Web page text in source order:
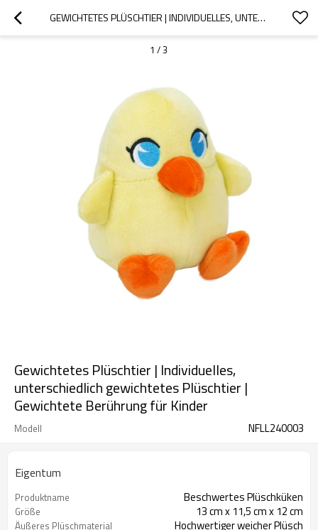
GEWICHTETES PLÜSCHTIER | INDIVIDUELLES, UNTERSCHIEDLICH GEWICHTETES PLÜSCHTIER | GEWICHTETE BERÜHRUNG FÜR KINDER
1 /3
Gewichtetes Plüschtier | Individuelles,
unterschiedlich gewichtetes Plüschtier |
Gewichtete Berührung für Kinder
Modell NFLL240003
Eigentum
Produktname Beschwertes Plüschküken
Größe 13 cm x 11,5 cm x 12 cm
Äußeres Plüschmaterial Hochwertiger weicher Plüsch